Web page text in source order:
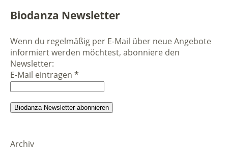
Biodanza Newsletter
Wenn du regelmäßig per E-Mail über neue Angebote
informiert werden möchtest, abonniere den
Newsletter:
E-Mail eintragen *
Archiv